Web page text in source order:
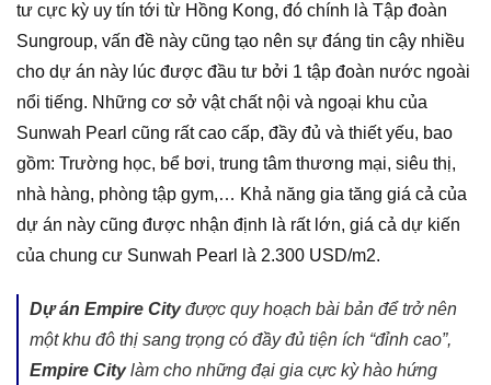
tư cực kỳ uy tín tới từ Hồng Kong, đó chính là Tập đoàn
Sungroup, vấn đề này cũng tạo nên sự đáng tin cậy nhiều
cho dự án này lúc được đầu tư bởi 1 tập đoàn nước ngoài
nổi tiếng. Những cơ sở vật chất nội và ngoại khu của
Sunwah Pearl cũng rất cao cấp, đầy đủ và thiết yếu, bao
gồm: Trường học, bể bơi, trung tâm thương mại, siêu thị,
nhà hàng, phòng tập gym,… Khả năng gia tăng giá cả của
dự án này cũng được nhận định là rất lớn, giá cả dự kiến
của chung cư Sunwah Pearl là 2.300 USD/m2.
Dự án Empire Cityđược quy hoạch bài bản để trở nên
một khu đô thị sang trọng có đầy đủ tiện ích “đỉnh cao”,
Empire Citylàm cho những đại gia cực kỳ hào hứng